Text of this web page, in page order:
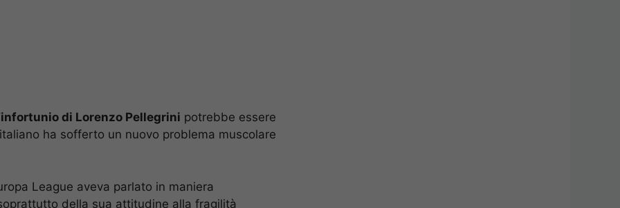
di Lorenzo Pellegrini potrebbe essere
ha sofferto un nuovo problema muscolare
League aveva parlato in maniera
della sua attitudine alla fragilità